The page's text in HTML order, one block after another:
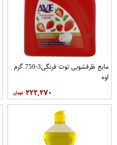
مایع ظرفشویی توت فرنگی3-750 گرم
اوه
۲۲۲,۲۷۰